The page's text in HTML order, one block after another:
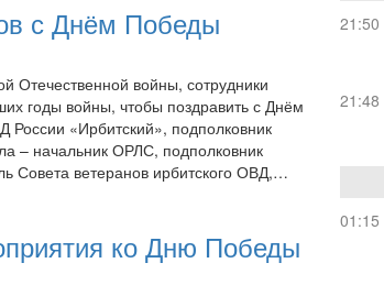
с Днём Победы
Отечественной войны, сотрудники
годы войны, чтобы поздравить с Днём
«Ирбитский», подполковник
– начальник ОРЛС, подполковник
Совета ветеранов ирбитского ОВД,…
ко Дню Победы
21:50
21:48
01:15